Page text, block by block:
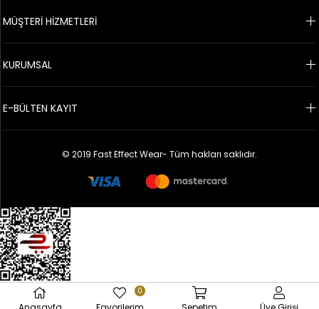
MÜŞTERİ HİZMETLERİ
KURUMSAL
E-BÜLTEN KAYIT
© 2019 Fast Effect Wear- Tüm hakları saklıdır.
0